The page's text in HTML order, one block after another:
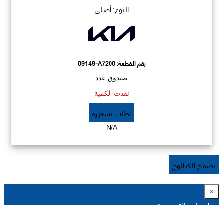
النوع: أصلي
رقم القطعة:09149-A7200
صندوق عدد
نفذت الكمية
اطلب تسعيرة
N/A
تصفح الكتالوج
×